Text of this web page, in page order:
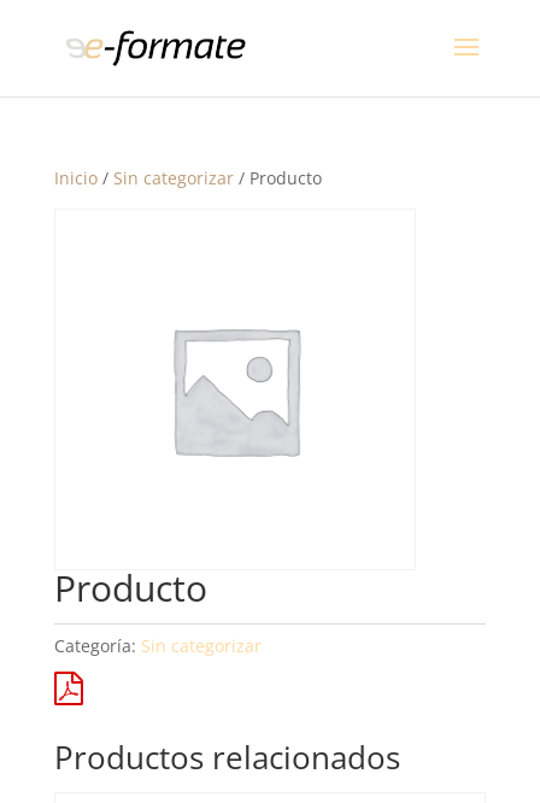
Inicio/ Sin categorizar/ Producto
Producto
Categoría: Sin categorizar
Productos relacionados